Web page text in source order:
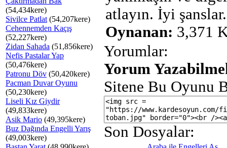
(54,434kere)
Sivilce Patlat (54,207kere)
Cehennemden Kaçış
(52,227kere)
Zidan Sahada (51,856kere)
Nefis Pastalar Yap
(50,476kere)
Patronu Döv (50,420kere)
Pacman Duvar Oyunu
(50,230kere)
Liseli Kız Giydir
(49,833kere)
Asik Mario (49,395kere)
Buz Dağında Engelli Yarış
(49,003kere)
atlayın. İyi
Oynanan: 3,371
Yorumlar:
Yorum
Sitene Bu Oyunu
Son Dosyalar: